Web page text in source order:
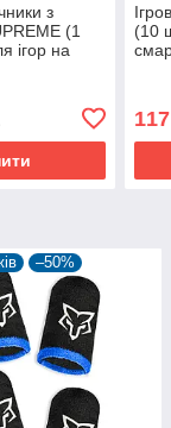
з
(1
ігор на
(10
117
–50%